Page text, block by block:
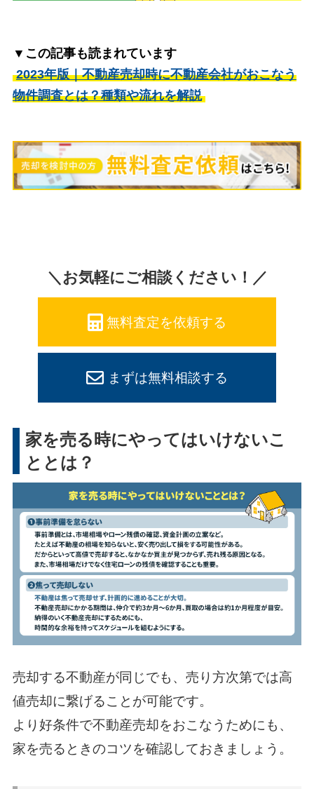
▼この記事も読まれています
2023年版｜不動産売却時に不動産会社がおこなう
物件調査とは？種類や流れを解説
＼お気軽にご相談ください！／
無料査定を依頼する
まずは無料相談する
家を売る時にやってはいけないこ
ととは？
売却する不動産が同じでも、売り方次第では高
値売却に繋げることが可能です。
より好条件で不動産売却をおこなうためにも、
家を売るときのコツを確認しておきましょう。